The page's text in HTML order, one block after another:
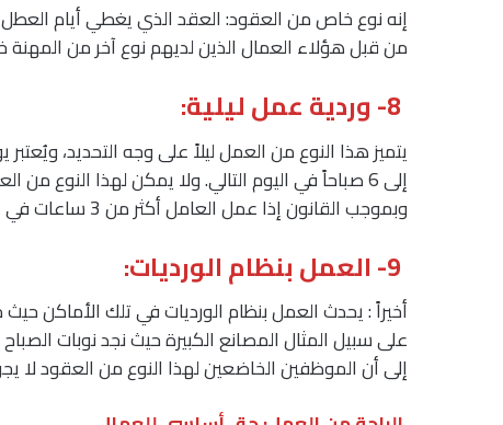
إنه نوع خاص من العقود: العقد الذي يغطي أيام
من قبل هؤلاء العمال الذين لديهم نوع آخر من المهنة
8- وردية عمل ليلية:
وبموجب القانون إذا عمل العامل أكثر من 3 ساعات في اليوم في هذا النطاق فسيحصل على سلسلة من المزايا.
9- العمل بنظام الورديات:
على سبيل المثال المصانع الكبيرة حيث نجد نوبات
إلى أن الموظفين الخاضعين لهذا النوع من العقود لا